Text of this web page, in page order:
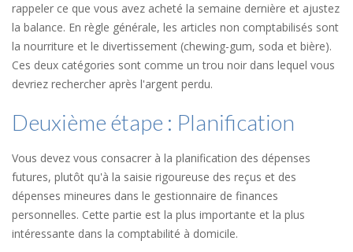
rappeler ce que vous avez acheté la semaine dernière et ajustez
la balance. En règle générale, les articles non comptabilisés sont
la nourriture et le divertissement (chewing-gum, soda et bière).
Ces deux catégories sont comme un trou noir dans lequel vous
devriez rechercher après l'argent perdu.
Deuxième étape : Planification
Vous devez vous consacrer à la planification des dépenses
futures, plutôt qu'à la saisie rigoureuse des reçus et des
dépenses mineures dans le gestionnaire de finances
personnelles. Cette partie est la plus importante et la plus
intéressante dans la comptabilité à domicile.